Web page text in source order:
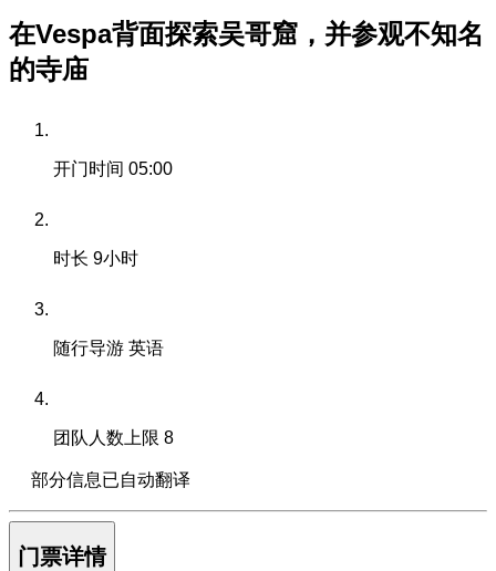
在Vespa背面探索吴哥窟，并参观不知名
的寺庙
开门时间 05:00
时长 9小时
随行导游 英语
团队人数上限 8
部分信息已自动翻译
门票详情